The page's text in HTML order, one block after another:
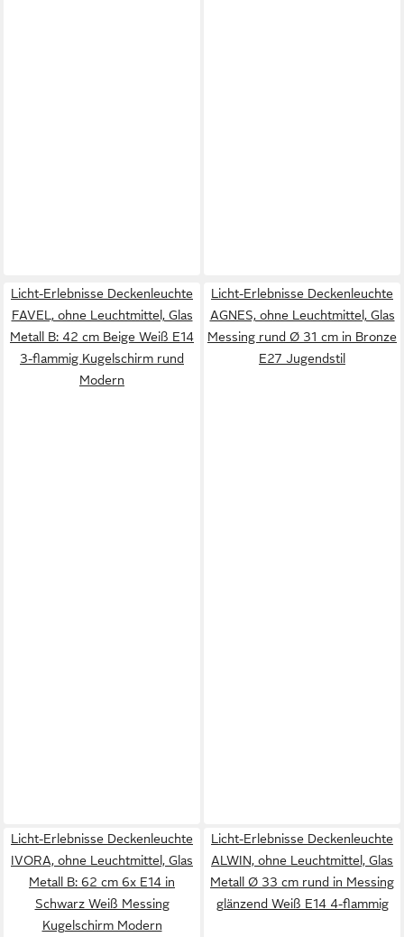
Licht-Erlebnisse Deckenleuchte
FAVEL, ohne Leuchtmittel, Glas
Metall B: 42 cm Beige Weiß E14
3-flammig Kugelschirm rund
Modern
Licht-Erlebnisse Deckenleuchte
AGNES, ohne Leuchtmittel, Glas
Messing rund Ø 31 cm in Bronze
E27 Jugendstil
Licht-Erlebnisse Deckenleuchte
IVORA, ohne Leuchtmittel, Glas
Metall B: 62 cm 6x E14 in
Schwarz Weiß Messing
Kugelschirm Modern
Licht-Erlebnisse Deckenleuchte
ALWIN, ohne Leuchtmittel, Glas
Metall Ø 33 cm rund in Messing
glänzend Weiß E14 4-flammig